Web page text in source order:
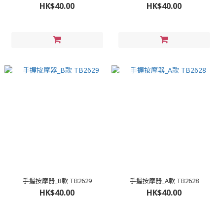
HK$40.00 HK$40.00
手握按摩器_B款 TB2629
HK$40.00
手握按摩器_A款 TB2628
HK$40.00